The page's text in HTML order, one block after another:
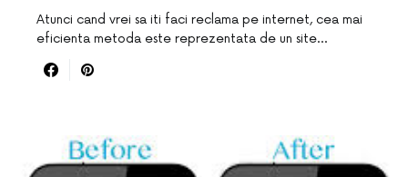
Atunci cand vrei sa iti faci reclama pe internet, cea mai
eficienta metoda este reprezentata de un site…